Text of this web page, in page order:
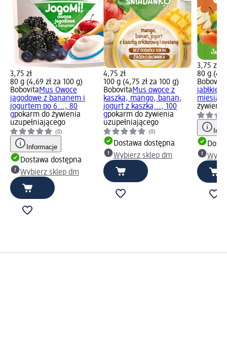
3,75 zł
80 g (4,69 zł za 100 g)
BobovitaMus Owoce
jagodowe z bananem i
jogurtem po 6..., 80
gpokarm do żywienia
uzupełniającego
(0)
Informacje
Dostawa dostępna
Wybierz sklep dm
4,75 zł
100 g (4,75 zł za 100 g)
BobovitaMus owoce z
kaszką, mango, banan,
jogurt z kaszką..., 100
gpokarm do żywienia
uzupełniającego
(0)
Dostawa dostępna
Wybierz sklep dm
3,75 zł
80 g
Bobovita